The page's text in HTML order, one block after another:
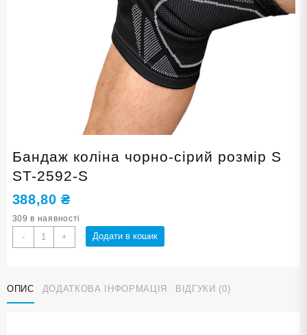
Бандаж коліна чорно-сірий розмір S
ST-2592-S
388,80₴
309 в наявності
-
Бандаж
коліна
розмір
S
+ Додати в кошик
ОПИС ДОДАТКОВА ІНФОРМАЦІЯ ВІДГУКИ (0)